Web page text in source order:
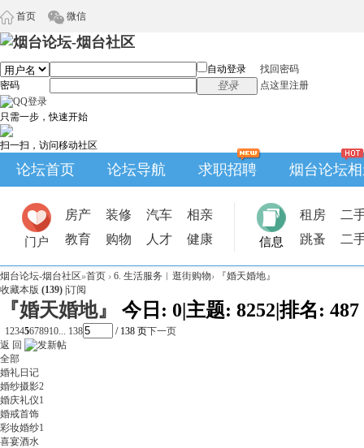
首页 微信
自动登录
找回密码
密码
登录 点这里注册
只需一步，快速开始
扫一扫，访问移动社区
论坛首页 论坛导航 求职招聘 烟台论坛
门户
房产 装修 汽车
相亲
教育
购物 人才 健康 信息
租房
二
跳蚤
二
烟台论坛-烟台社区»首页 › 6. 生活服务︱逛街购物›
『婚天婚地』
收藏本版 (139) 订阅
『婚天婚地』 今日: 0|主题: 8252|排名: 487
12345678910... 138 / 138 页下一页
返 回
全部
婚礼日记
婚纱摄影2
婚庆礼仪1
婚戒首饰
彩妆婚纱1
喜宴酒水